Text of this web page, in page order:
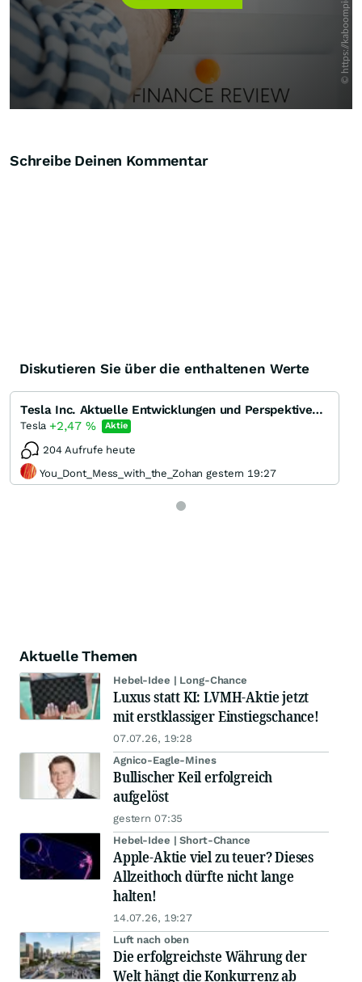
Schreibe Deinen Kommentar
Diskutieren Sie über die enthaltenen Werte
Tesla Inc. Aktuelle Entwicklungen und Perspektiven des Pioniers der Elektromobilität
Tesla +2,47 % Aktie
204 Aufrufe heute
You_Dont_Mess_with_the_Zohan gestern 19:27
Aktuelle Themen
Hebel-Idee | Long-Chance
Luxus statt KI: LVMH-Aktie jetzt
mit erstklassiger Einstiegschance!
07.07.26, 19:28
Agnico-Eagle-Mines
Bullischer Keil erfolgreich
aufgelöst
gestern 07:35
Hebel-Idee | Short-Chance
Apple-Aktie viel zu teuer? Dieses
Allzeithoch dürfte nicht lange
halten!
14.07.26, 19:27
Luft nach oben
Die erfolgreichste Währung der
Welt hängt die Konkurrenz ab